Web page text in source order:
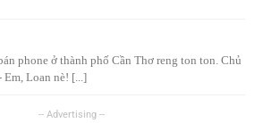
phone ở thành phố Cần Thơ reng ton ton. Chủ
Em, Loan nè! [...]